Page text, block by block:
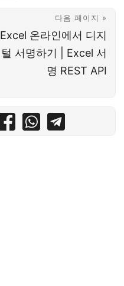
다음 페이지 »
Excel 온라인에서 디지
털 서명하기 | Excel 서
명 REST API